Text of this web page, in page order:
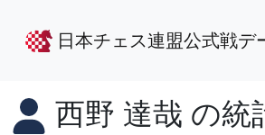
日本チェス連盟公式戦デ
西野 達哉 の統